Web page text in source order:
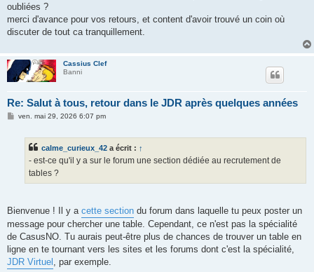
oubliées ?
merci d'avance pour vos retours, et content d'avoir trouvé un coin où
discuter de tout ca tranquillement.
Cassius Clef
Banni
Re: Salut à tous, retour dans le JDR après quelques années
Mven. mai 29, 2026 6:07 pm
calme_curieux_42 a écrit : ↑
- est-ce qu'il y a sur le forum une section dédiée au recrutement de
tables ?
Bienvenue ! Il y a cette section du forum dans laquelle tu peux poster un
message pour chercher une table. Cependant, ce n'est pas la spécialité
de CasusNO. Tu aurais peut-être plus de chances de trouver un table en
ligne en te tournant vers les sites et les forums dont c'est la spécialité,
JDR Virtuel
, par exemple.